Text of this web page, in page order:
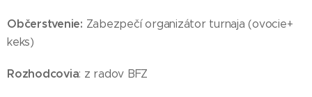
Občerstvenie: Zabezpečí organizátor turnaja (ovocie+
keks)
Rozhodcovia: z radov BFZ